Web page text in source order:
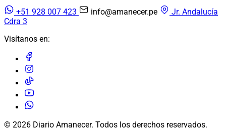
+51 928 007 423 info@amanecer.pe
Jr. Andalucía
Cdra 3
Visítanos en:
© 2026 Diario Amanecer. Todos los derechos reservados.